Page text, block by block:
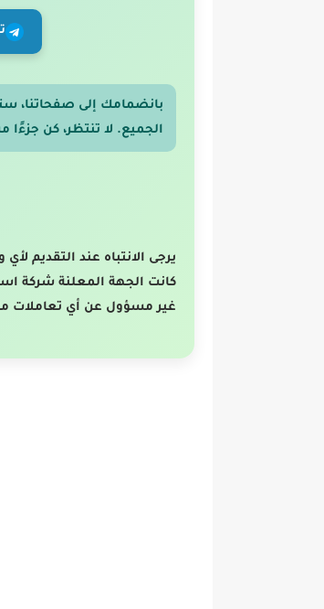
بانضمامك إلى صفحاتنا،
الجميع. لا تنتظر، كن جزءًا
يرجى الانتباه عند التقديم
كانت الجهة المعلنة شركة
غير مسؤول عن أي تعاملات